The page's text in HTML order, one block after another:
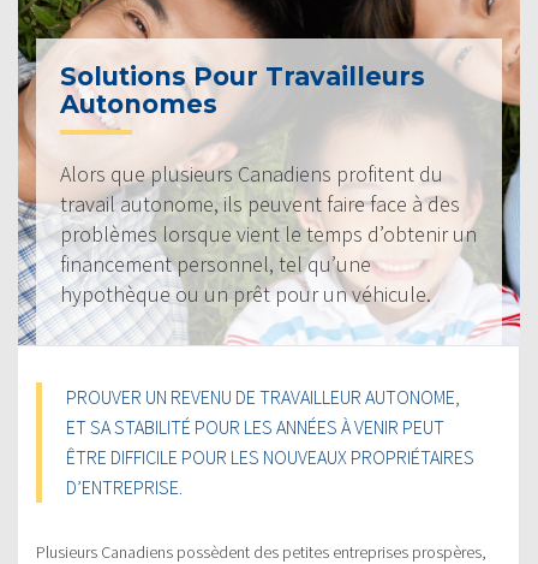
Solutions Pour Travailleurs
Autonomes
Alors que plusieurs Canadiens profitent du
travail autonome, ils peuvent faire face à des
problèmes lorsque vient le temps d’obtenir un
financement personnel, tel qu’une
hypothèque ou un prêt pour un véhicule.
PROUVER UN REVENU DE TRAVAILLEUR AUTONOME,
ET SA STABILITÉ POUR LES ANNÉES À VENIR PEUT
ÊTRE DIFFICILE POUR LES NOUVEAUX PROPRIÉTAIRES
D’ENTREPRISE.
Plusieurs Canadiens possèdent des petites entreprises prospères,